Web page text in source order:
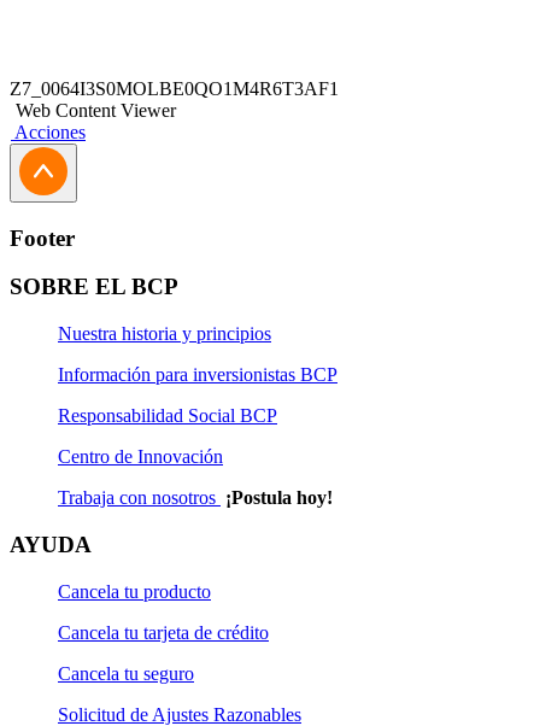
Z7_0064I3S0MOLBE0QO1M4R6T3AF1
Web Content Viewer
Acciones
Footer
SOBRE EL BCP
Nuestra historia y principios
Información para inversionistas BCP
Responsabilidad Social BCP
Centro de Innovación
Trabaja con nosotros ¡Postula hoy!
AYUDA
Cancela tu producto
Cancela tu tarjeta de crédito
Cancela tu seguro
Solicitud de Ajustes Razonables